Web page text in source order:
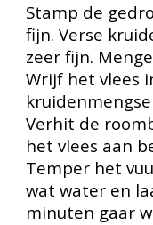
Stamp de
fijn.Verse
zeer fijn.
Wrijf het vlees
Verhit de
het vlees aan
Temper het
wat water en
minuten gaar